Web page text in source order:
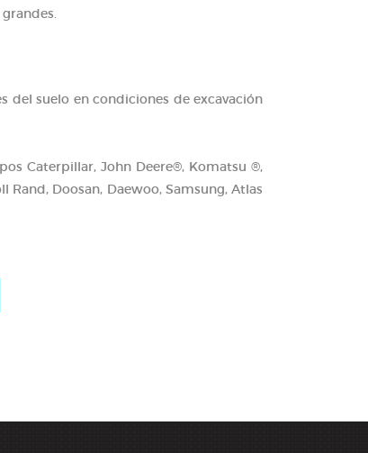
del suelo en condiciones de excavación
Caterpillar, John Deere®, Komatsu ®,
Rand, Doosan, Daewoo, Samsung, Atlas